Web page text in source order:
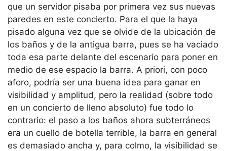
que un servidor pisaba por primera vez sus nuevas
paredes en este concierto. Para el que la haya
pisado alguna vez que se olvide de la ubicación de
los baños y de la antigua barra, pues se ha vaciado
toda esa parte delante del escenario para poner en
medio de ese espacio la barra. A priori, con poco
aforo, podría ser una buena idea para ganar en
visibilidad y amplitud, pero la realidad (sobre todo
en un concierto de lleno absoluto) fue todo lo
contrario: el paso a los baños ahora subterráneos
era un cuello de botella terrible, la barra en general
es demasiado ancha y, para colmo, la visibilidad se